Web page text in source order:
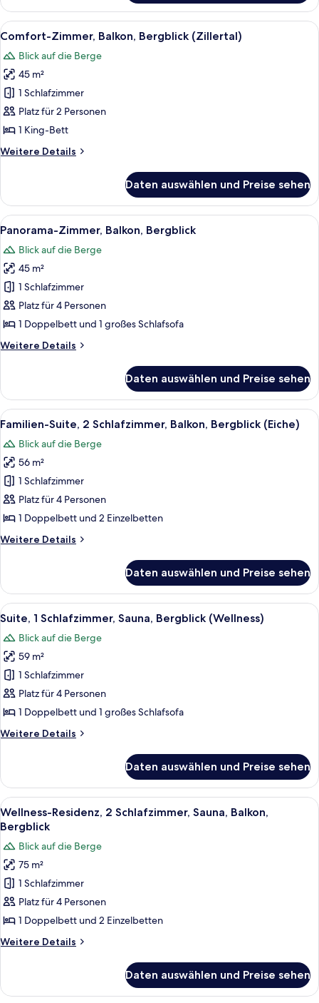
Zimmer,
Balkon,
Bergblick
Alle
Fotos
für
Comfort-
Zimmer,
Balkon,
Bergblick
anzeigen
Comfort-Zimmer, Balkon, Bergblick
4
Comfort-Zimmer, Balkon, Bergblick (Zillertal)
Blick auf die Berge
45 m²
1 Schlafzimmer
Platz für 2 Personen
1 King-Bett
Weitere Details
Weitere
Zimmer,
Balkon,
Bergblick
Daten auswählen und Preise sehen
Alle
Fotos
für
Panorama-
Zimmer,
Balkon,
Bergblick
Ein Hotelzimmer mit einem Bett,
2
Panorama-Zimmer, Balkon, Bergblick
Blick auf die Berge
45 m²
1 Schlafzimmer
Platz für 4 Personen
1 Doppelbett und 1 großes Schlafsofa
Weitere Details
Weitere
Zimmer,
Balkon,
Bergblick
Daten auswählen und Preise sehen
Alle
Fotos
für
Familien-
Suite,
2 Schlafzimmer,
Balkon,
(Eiche)
Ein Hotelzimmer mit einem
6
Familien-Suite, 2 Schlafzimmer, Balkon, Bergblick (Eiche)
Blick auf die Berge
56 m²
1 Schlafzimmer
Platz für 4 Personen
1 Doppelbett und 2 Einzelbetten
Weitere Details
Weitere
Suite,
2 Schlafzimmer,
Balkon,
(Eiche)
Daten auswählen und Preise sehen
Alle
Fotos
für
Suite,
Schlafzimmer,
Sauna,
(Wellness)
Ein Schlafzimmer mit einem
6
Suite, 1 Schlafzimmer, Sauna, Bergblick (Wellness)
Blick auf die Berge
59 m²
1 Schlafzimmer
Platz für 4 Personen
1 Doppelbett und 1 großes Schlafsofa
Weitere Details
Weitere
1
Schlafzimmer,
Sauna,
Bergblick
(Wellness)
Daten auswählen und Preise sehen
Alle
Fotos
Wellness-
Residenz,
2
Schlafzimmer,
Sauna,
Balkon,
Bergblick
Ein ordentlich bezogenes Bett mit
5
Wellness-Residenz, 2 Schlafzimmer, Sauna, Balkon,
Bergblick
Blick auf die Berge
75 m²
1 Schlafzimmer
Platz für 4 Personen
1 Doppelbett und 2 Einzelbetten
Weitere Details
Weitere
Residenz,
Daten auswählen und Preise sehen